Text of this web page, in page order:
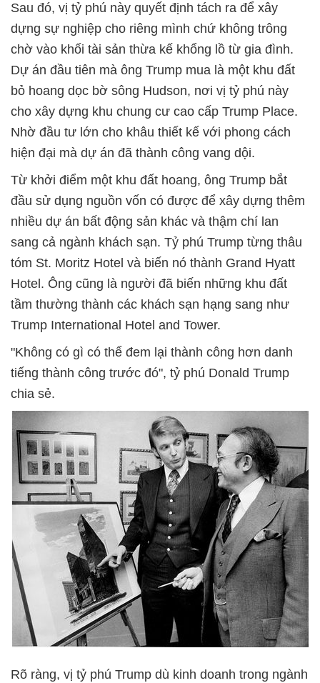
Sau đó, vị tỷ phú này quyết định tách ra để xây
dựng sự nghiệp cho riêng mình chứ không trông
chờ vào khối tài sản thừa kế khổng lồ từ gia đình.
Dự án đầu tiên mà ông Trump mua là một khu đất
bỏ hoang dọc bờ sông Hudson, nơi vị tỷ phú này
cho xây dựng khu chung cư cao cấp Trump Place.
Nhờ đầu tư lớn cho khâu thiết kế với phong cách
hiện đại mà dự án đã thành công vang dội.
Từ khởi điểm một khu đất hoang, ông Trump bắt
đầu sử dụng nguồn vốn có được để xây dựng thêm
nhiều dự án bất động sản khác và thậm chí lan
sang cả ngành khách sạn. Tỷ phú Trump từng thâu
tóm St. Moritz Hotel và biến nó thành Grand Hyatt
Hotel. Ông cũng là người đã biến những khu đất
tầm thường thành các khách sạn hạng sang như
Trump International Hotel and Tower.
"Không có gì có thể đem lại thành công hơn danh
tiếng thành công trước đó", tỷ phú Donald Trump
chia sẻ.
Rõ ràng, vị tỷ phú Trump dù kinh doanh trong ngành